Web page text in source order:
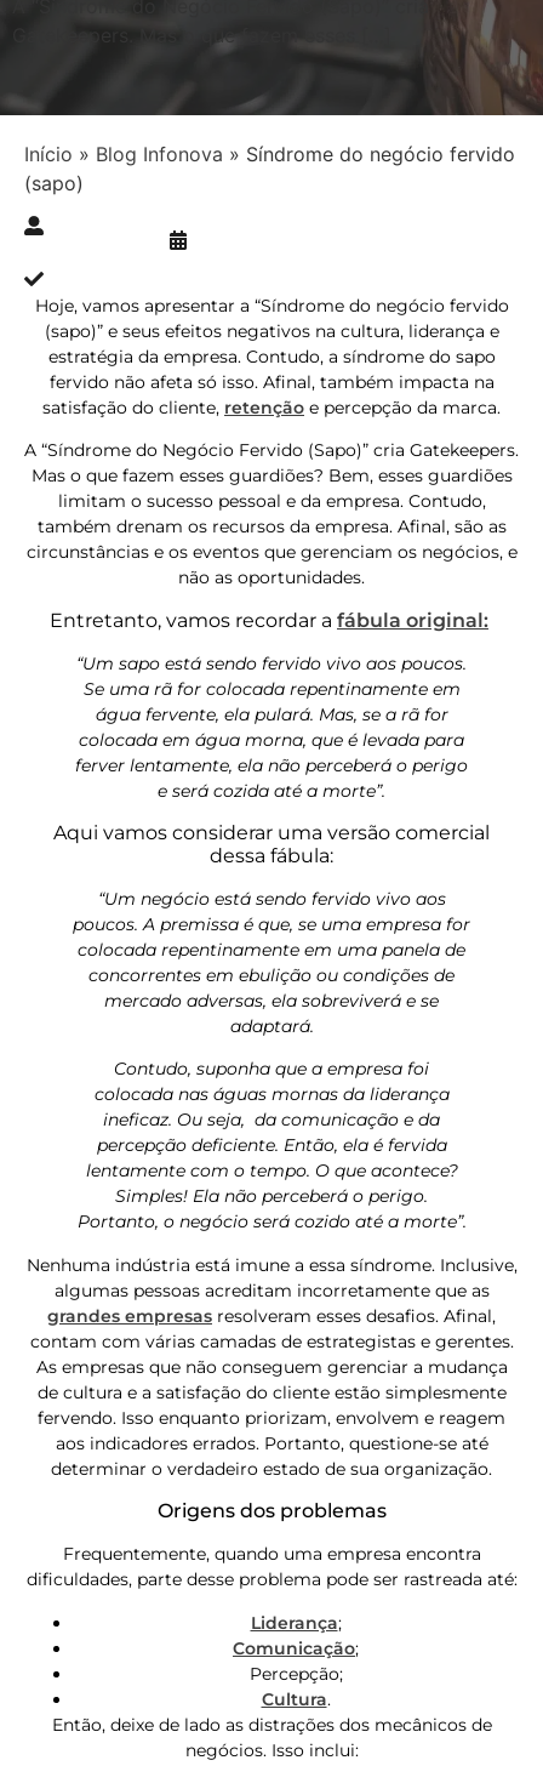
Gatekeepers. Mas o que fazem esses […]
Início » Blog Infonova » Síndrome do negócio fervido
(sapo)
Hoje, vamos apresentar a “Síndrome do negócio fervido
(sapo)” e seus efeitos negativos na cultura, liderança e
estratégia da empresa. Contudo, a síndrome do sapo
fervido não afeta só isso. Afinal, também impacta na
satisfação do cliente, retenção e percepção da marca.
A “Síndrome do Negócio Fervido (Sapo)” cria Gatekeepers.
Mas o que fazem esses guardiões? Bem, esses guardiões
limitam o sucesso pessoal e da empresa. Contudo,
também drenam os recursos da empresa. Afinal, são as
circunstâncias e os eventos que gerenciam os negócios, e
não as oportunidades.
Entretanto, vamos recordar a fábula original:
“Um sapo está sendo fervido vivo aos poucos.
Se uma rã for colocada repentinamente em
água fervente, ela pulará. Mas, se a rã for
colocada em água morna, que é levada para
ferver lentamente, ela não perceberá o perigo
e será cozida até a morte”.
Aqui vamos considerar uma versão comercial
dessa fábula:
“Um negócio está sendo fervido vivo aos
poucos. A premissa é que, se uma empresa for
colocada repentinamente em uma panela de
concorrentes em ebulição ou condições de
mercado adversas, ela sobreviverá e se
adaptará.
Contudo, suponha que a empresa foi
colocada nas águas mornas da liderança
ineficaz. Ou seja, da comunicação e da
percepção deficiente. Então, ela é fervida
lentamente com o tempo. O que acontece?
Simples! Ela não perceberá o perigo.
Portanto, o negócio será cozido até a morte”.
Nenhuma indústria está imune a essa síndrome. Inclusive,
algumas pessoas acreditam incorretamente que as
grandes empresas resolveram esses desafios. Afinal,
contam com várias camadas de estrategistas e gerentes.
As empresas que não conseguem gerenciar a mudança
de cultura e a satisfação do cliente estão simplesmente
fervendo. Isso enquanto priorizam, envolvem e reagem
aos indicadores errados. Portanto, questione-se até
determinar o verdadeiro estado de sua organização.
Origens dos problemas
Frequentemente, quando uma empresa encontra
dificuldades, parte desse problema pode ser rastreada até:
Liderança;
Comunicação;
Percepção;
Cultura.
Então, deixe de lado as distrações dos mecânicos de
negócios. Isso inclui: